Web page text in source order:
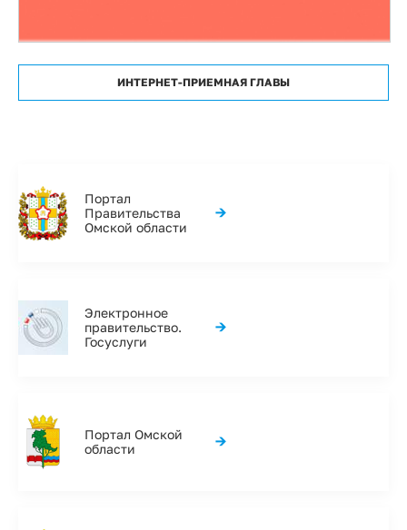
ИНТЕРНЕТ-ПРИЕМНАЯ ГЛАВЫ
Портал
Правительства
Омской области
→
Электронное
правительство.
Госуслуги
→
Портал Омской
области
→